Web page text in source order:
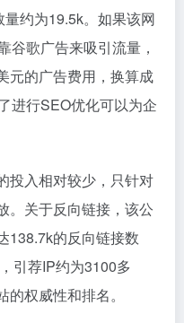
约为19.5k。如果该网
谷歌广告来吸引流量，
元的广告费用，换算成
进行SEO优化可以为企
投入相对较少，只针对
。关于反向链接，该公
138.7k的反向链接数
引荐IP约为3100多
权威性和排名。